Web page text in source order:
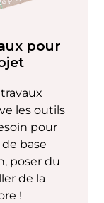
pour
les outils
pour
base
poser du
de la
!